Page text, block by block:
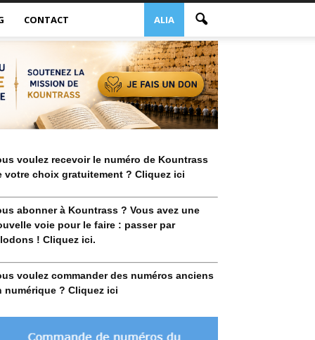
ALIA
CONTACT
voulez recevoir le numéro de Kountrass
votre choix gratuitement ? Cliquez ici
abonner à Kountrass ? Vous avez une
voie pour le faire : passer par
! Cliquez ici.
voulez commander des numéros anciens
numérique ? Cliquez ici